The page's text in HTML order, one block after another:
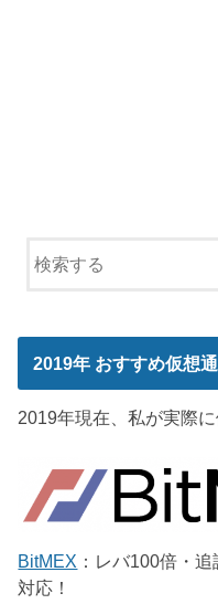
2019年 おすすめ仮想
2019年現在、私が実際
BitMEX ：レバ100倍・
対応！